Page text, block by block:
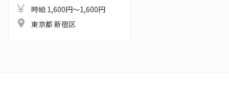
時給 1,600円～1,600円
東京都 新宿区